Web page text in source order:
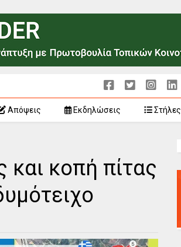
Απόψεις Εκδηλώσεις Στήλες
κοπή πίτας